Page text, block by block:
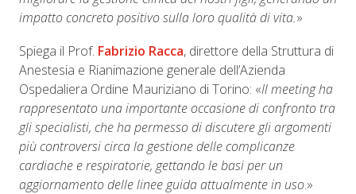
impatto concreto positivo sulla loro qualità di vita.»
Spiega il Prof. Fabrizio Racca, direttore della Struttura di
Anestesia e Rianimazione generale dell’Azienda
Ospedaliera Ordine Mauriziano di Torino: «Il meeting ha
rappresentato una importante occasione di confronto tra
gli specialisti, che ha permesso di discutere gli argomenti
più controversi circa la gestione delle complicanze
cardiache e respiratorie, gettando le basi per un
aggiornamento delle linee guida attualmente in uso.»